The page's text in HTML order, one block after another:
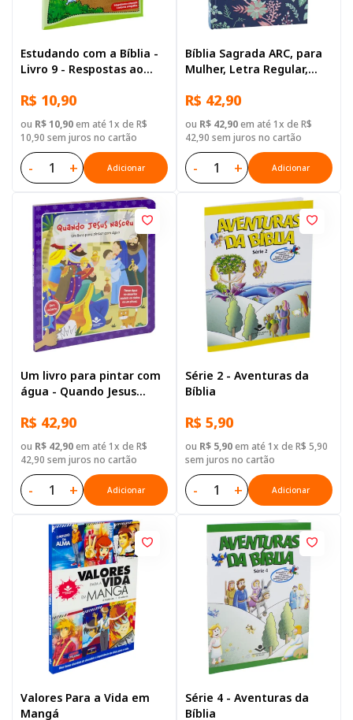
Estudando com a Bíblia -
Livro 9 - Respostas ao
R$ 10,90
ou R$ 10,90em até 1x de R$
10,90 sem juros no cartão
- + Adicionar
Bíblia Sagrada ARC, para
Mulher, Letra Regular,
R$ 42,90
ou R$ 42,90em até 1x de R$
42,90 sem juros no cartão
- + Adicionar
Um livro para pintar com
água - Quando Jesus
R$ 42,90
ou R$ 42,90em até 1x de R$
42,90 sem juros no cartão
- + Adicionar
Série 2 - Aventuras da
Bíblia
R$ 5,90
ou R$ 5,90em até 1x de R$ 5,90
sem juros no cartão
- + Adicionar
Valores Para a Vida em
Mangá
Série 4 - Aventuras da
Bíblia